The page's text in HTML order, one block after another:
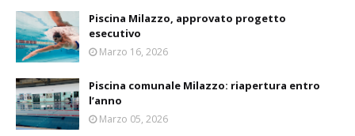
Piscina Milazzo, approvato progetto
esecutivo
Marzo 16, 2026
Piscina comunale Milazzo: riapertura entro
l’anno
Marzo 05, 2026